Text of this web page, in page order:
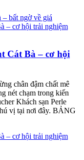
Cát Bà – cơ hội
chân đậm chất mê
nét chạm trong kiến
Khách sạn Perle
vị tại nơi đây. BẢNG